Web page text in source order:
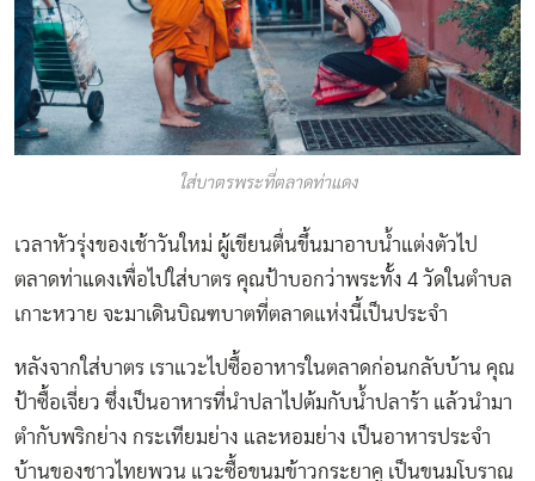
ใส่บาตรพระที่ตลาดท่าแดง
เวลาหัวรุ่งของเช้าวันใหม่ ผู้เขียนตื่นขึ้นมาอาบน้ำแต่งตัวไป
ตลาดท่าแดงเพื่อไปใส่บาตร คุณป้าบอกว่าพระทั้ง 4 วัดในตำบล
เกาะหวาย จะมาเดินบิณฑบาตที่ตลาดแห่งนี้เป็นประจำ
หลังจากใส่บาตร เราแวะไปซื้ออาหารในตลาดก่อนกลับบ้าน คุณ
ป้าซื้อเจี่ยว ซึ่งเป็นอาหารที่นำปลาไปต้มกับน้ำปลาร้า แล้วนำมา
ตำกับพริกย่าง กระเทียมย่าง และหอมย่าง เป็นอาหารประจำ
บ้านของชาวไทยพวน แวะซื้อขนมข้าวกระยาคู เป็นขนมโบราณ